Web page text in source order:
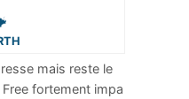
mais reste le
...
fortement impa